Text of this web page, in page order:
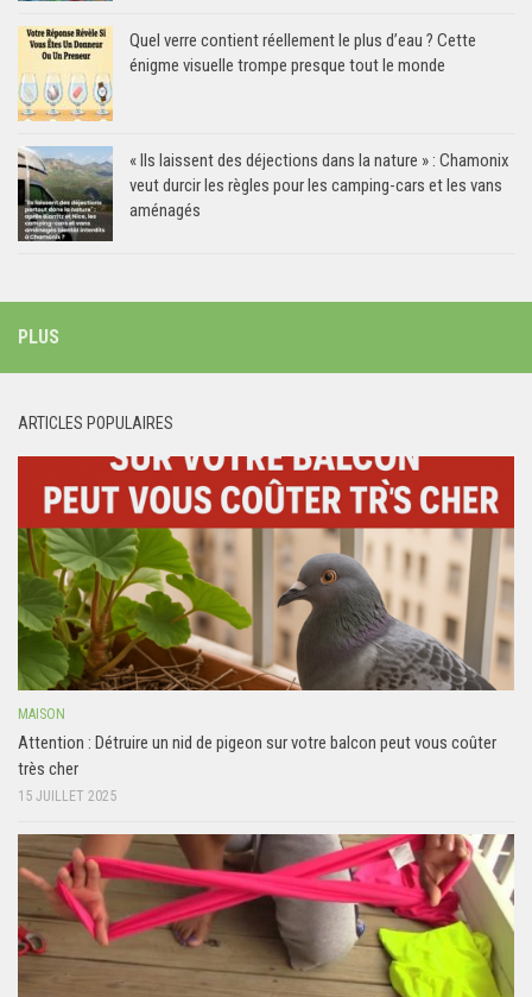
Quel verre contient réellement le plus d’eau ? Cette
énigme visuelle trompe presque tout le monde
« Ils laissent des déjections dans la nature » : Chamonix
veut durcir les règles pour les camping-cars et les vans
aménagés
PLUS
ARTICLES POPULAIRES
MAISON
Attention : Détruire un nid de pigeon sur votre balcon peut vous coûter
très cher
15 JUILLET 2025